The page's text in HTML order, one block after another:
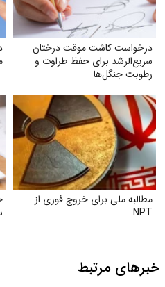
درخواست کاشت موقت درختان
سریع‌الرشد برای حفظ طراوت و
رطوبت جنگل‌ها
مطالبه ملی برای خروج فوری از
NPT
خبرهای مرتبط